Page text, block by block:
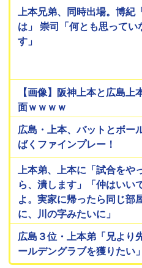
上本兄弟、同時出場。博紀
は」 崇司「何とも思ってい
す」
【画像】阪神上本と広島上
面ｗｗｗｗ
広島・上本、バットとボー
ばくファインプレー！
上本弟、上本に「試合をや
ら、潰します」「仲はいい
よ。実家に帰ったら同じ部
に、川の字みたいに」
広島３位・上本弟「兄より
ールデングラブを獲りたい」